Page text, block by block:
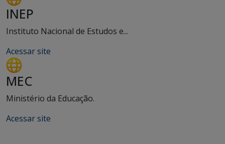
INEP
Instituto Nacional de Estudos e...
Acessar site
MEC
Ministério da Educação.
Acessar site